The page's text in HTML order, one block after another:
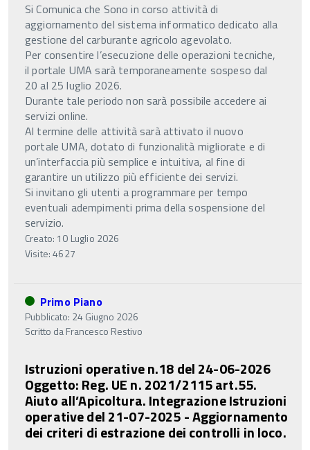
Si Comunica che Sono in corso attività di
aggiornamento del sistema informatico dedicato alla
gestione del carburante agricolo agevolato.
Per consentire l’esecuzione delle operazioni tecniche,
il portale UMA sarà temporaneamente sospeso dal
20 al 25 luglio 2026.
Durante tale periodo non sarà possibile accedere ai
servizi online.
Al termine delle attività sarà attivato il nuovo
portale UMA, dotato di funzionalità migliorate e di
un’interfaccia più semplice e intuitiva, al fine di
garantire un utilizzo più efficiente dei servizi.
Si invitano gli utenti a programmare per tempo
eventuali adempimenti prima della sospensione del
servizio.
Creato: 10 Luglio 2026
Visite: 4627
Primo Piano
Pubblicato: 24 Giugno 2026
Scritto daFrancesco Restivo
Istruzioni operative n.18 del 24-06-2026
Oggetto: Reg. UE n. 2021/2115 art.55.
Aiuto all’Apicoltura. Integrazione Istruzioni
operative del 21-07-2025 - Aggiornamento
dei criteri di estrazione dei controlli in loco.